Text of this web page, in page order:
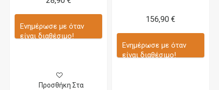
Ενημέρωσε με όταν
είναι διαθέσιμο!
Προσθήκη Στα
156,90 €
Ενημέρωσε με όταν
είναι διαθέσιμο!